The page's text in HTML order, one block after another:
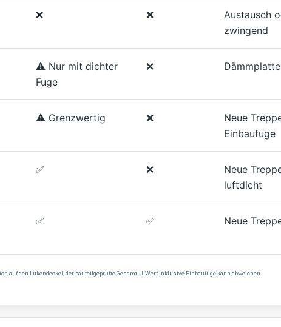
❌ ❌
Austausch
zwingend
⚠️ Nur mit dichter
Fuge
❌
⚠️ Grenzwertig ❌
Neue
Einbaufuge
✅ ❌
Neue
luftdicht
✅ ✅ Neue
auf den Lukendeckel; der bauteilgeprüfte Gesamt-U-Wert inklusive Einbaufuge kann abweichen.